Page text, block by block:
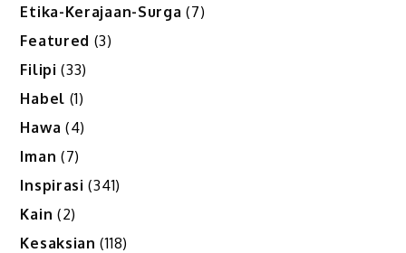
Etika-Kerajaan-Surga (7)
Featured (3)
Filipi (33)
Habel (1)
Hawa (4)
Iman (7)
Inspirasi (341)
Kain (2)
Kesaksian (118)